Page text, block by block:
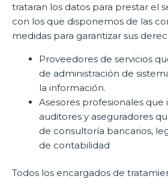
trataran los datos para prestar el
con los que disponemos de las
medidas para garantizar sus
Proveedores de servicios
de administración de
la información.
Asesores profesionales
auditores y aseguradores
de consultoría bancarios,
de contabilidad
Todos los encargados de